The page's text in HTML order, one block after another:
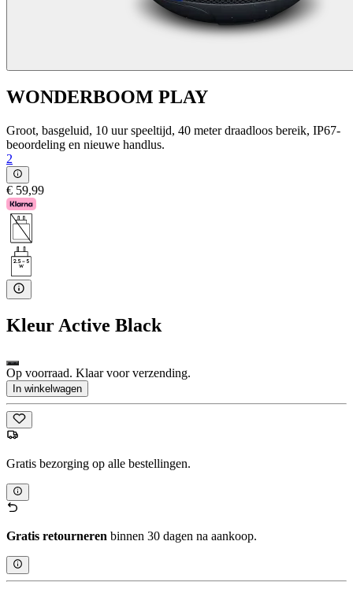
WONDERBOOM PLAY
Groot, basgeluid, 10 uur speeltijd, 40 meter draadloos bereik, IP67-
beoordeling en nieuwe handlus.
2
€ 59,99
Kleur Active Black
Op voorraad. Klaar voor verzending.
In winkelwagen
Gratis bezorging op alle bestellingen.
Gratis retourneren binnen 30 dagen na aankoop.